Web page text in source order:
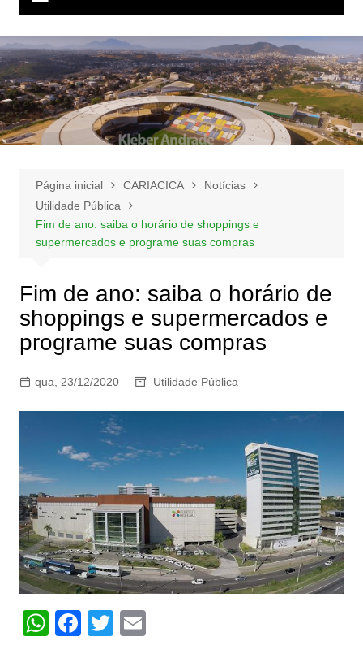
Página inicial CARIACICA
Notícias
Utilidade Pública
Fim de ano: saiba o horário de shoppings e
supermercados e programe suas compras
Fim de ano: saiba o horário de
shoppings e supermercados e
programe suas compras
qua, 23/12/2020 Utilidade Pública
W F T E